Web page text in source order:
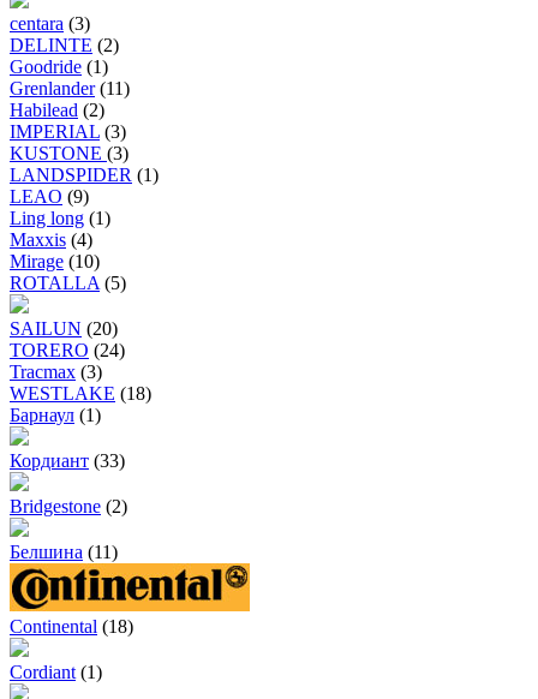
centara (3)
DELINTE (2)
Goodride (1)
Grenlander (11)
Habilead (2)
IMPERIAL (3)
KUSTONE (3)
LANDSPIDER (1)
LEAO (9)
Ling long (1)
Maxxis (4)
Mirage (10)
ROTALLA (5)
SAILUN (20)
TORERO (24)
Tracmax (3)
WESTLAKE (18)
Барнаул (1)
Кордиант (33)
Bridgestone (2)
Белшина (11)
Continental (18)
Cordiant (1)